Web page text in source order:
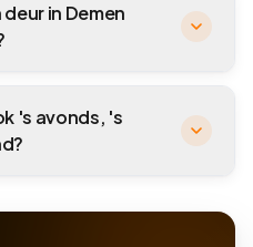
in Demen
's avonds, 's